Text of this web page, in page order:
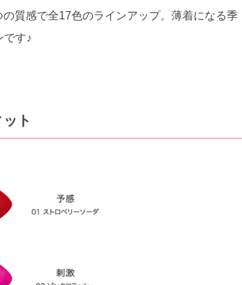
質感で全17色のラインアップ。薄着になる季
です♪
ト